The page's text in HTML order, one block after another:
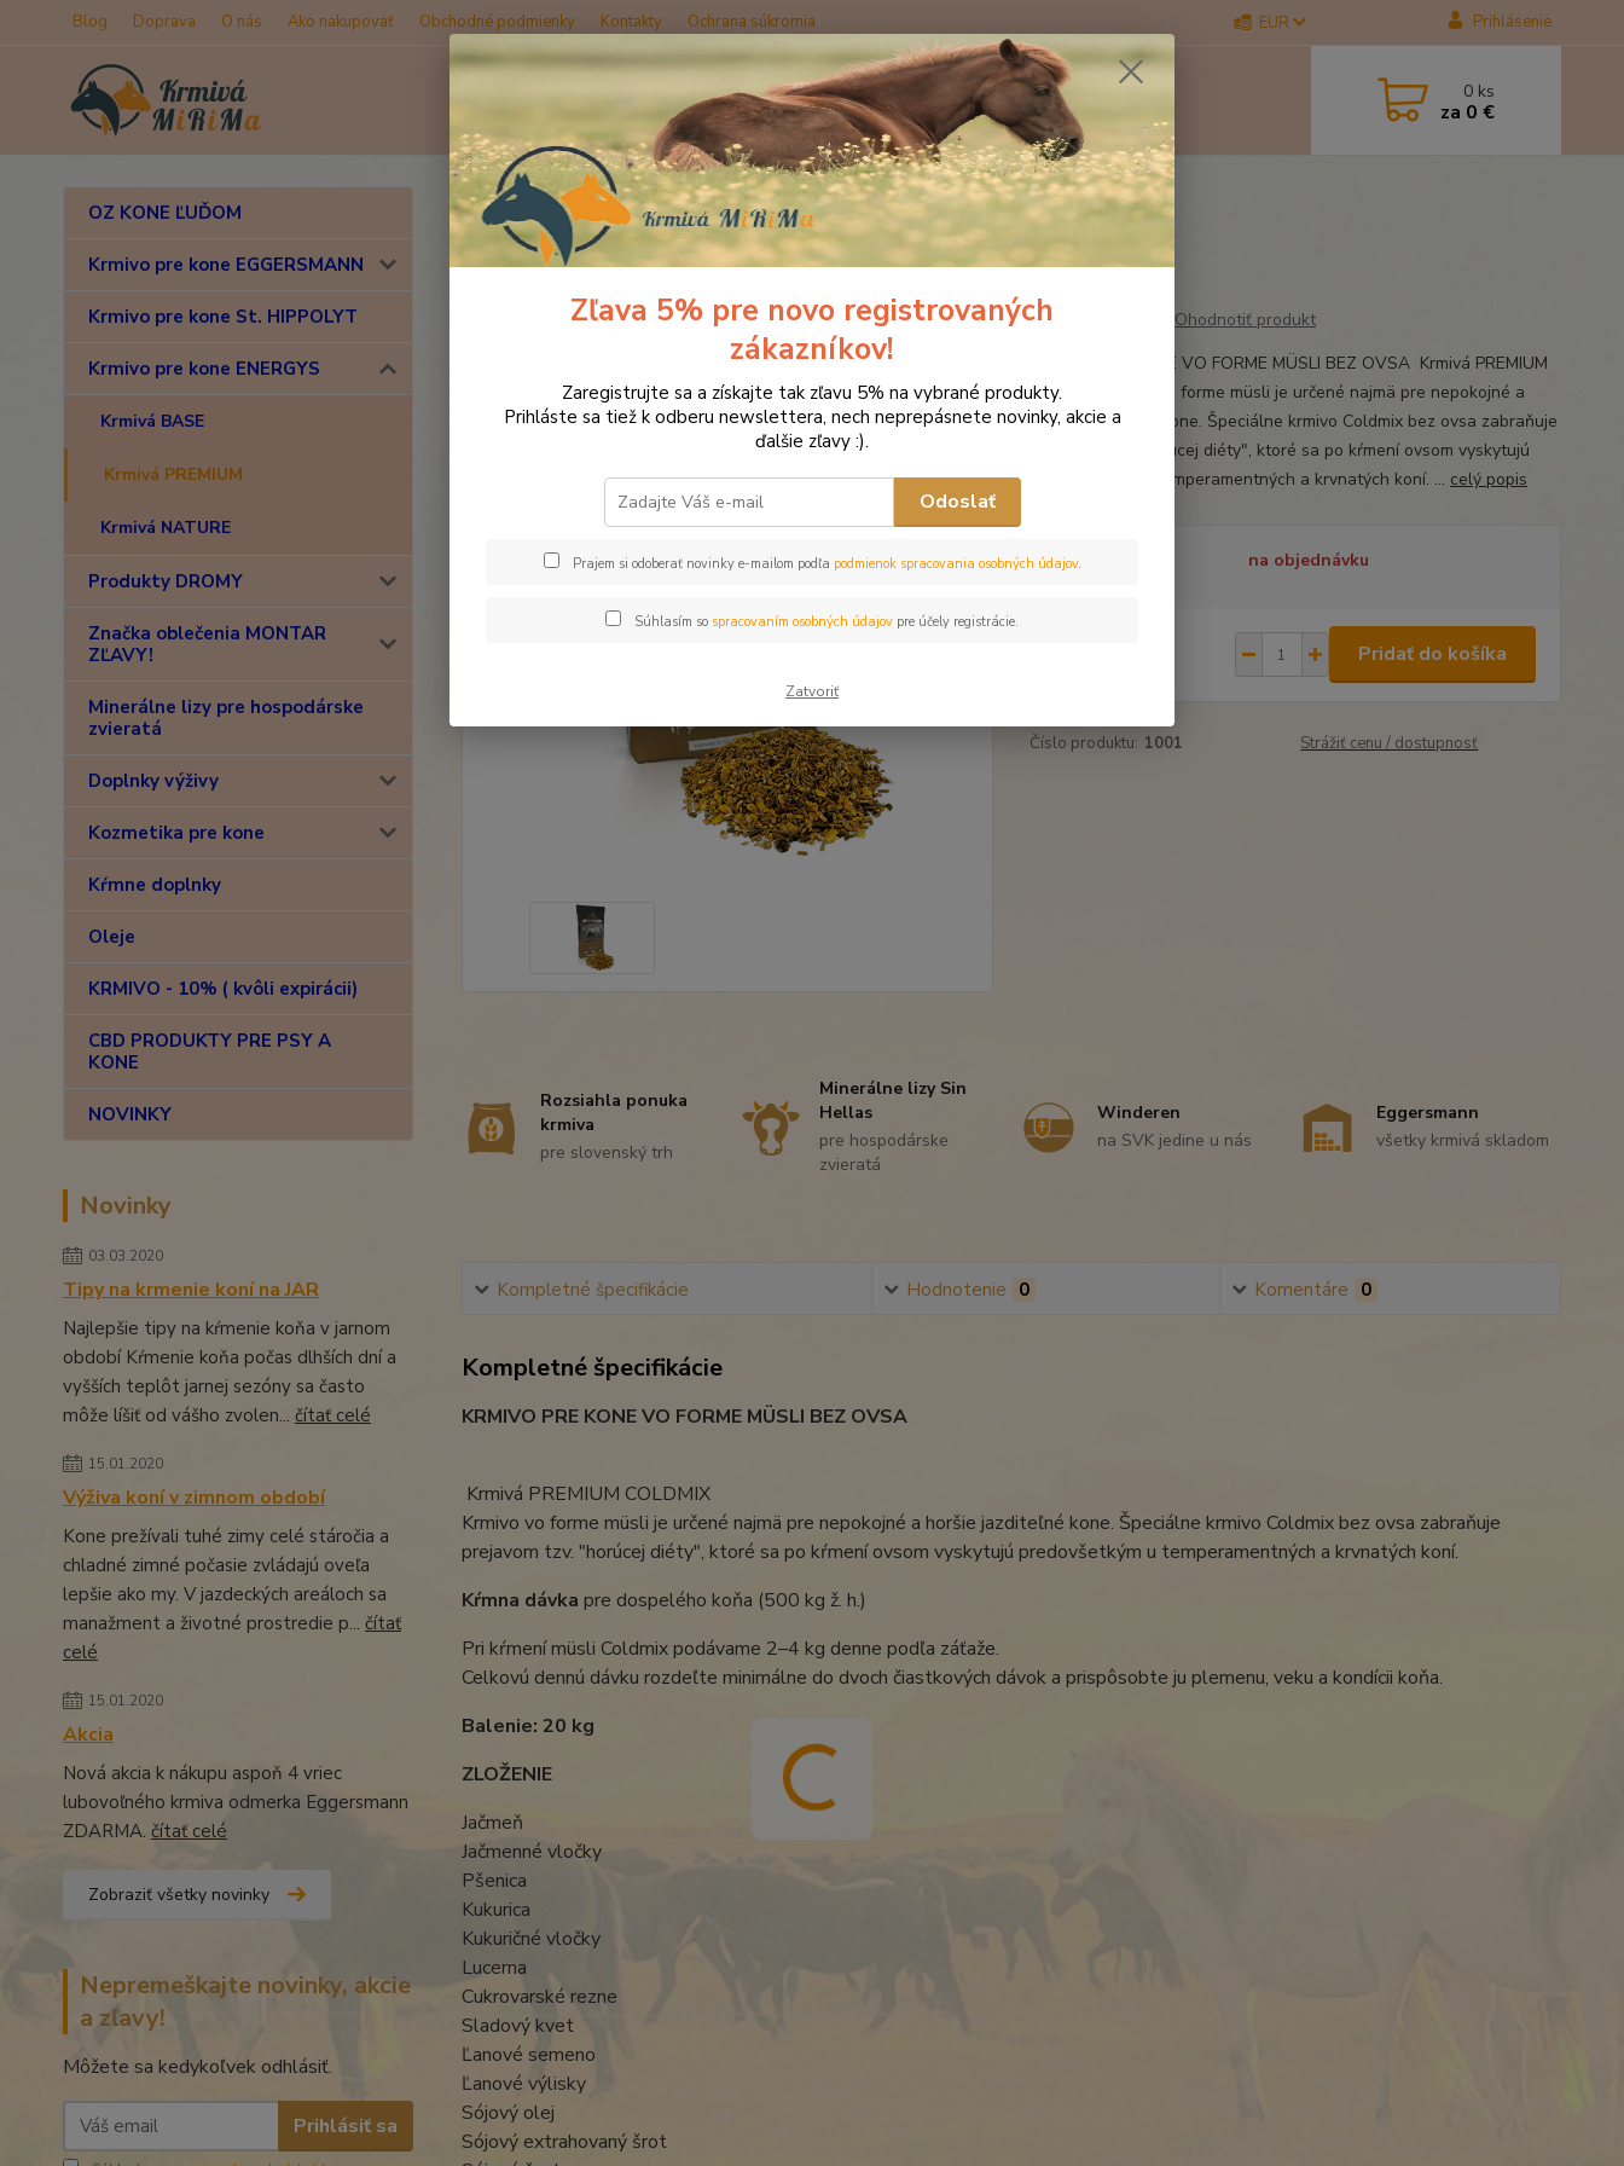
Blog Doprava O nás Ako nakupovať Obchodné podmienky Kontakty Ochrana súkromia EUR Prihlásenie
Hľadať 0 ks
za 0 €
OZ KONE ĽUĎOM
Krmivo pre kone EGGERSMANN
Krmivo pre kone St. HIPPOLYT
Krmivo pre kone ENERGYS
Krmivá BASE
Krmivá PREMIUM
Krmivá NATURE
Produkty DROMY
Značka oblečenia MONTAR
ZĽAVY!
Minerálne lizy pre hospodárske
zvieratá
Doplnky výživy
Kozmetika pre kone
Kŕmne doplnky
Oleje
KRMIVO - 10% ( kvôli expirácii)
CBD PRODUKTY PRE PSY A
KONE
NOVINKY
Novinky
03.03.2020
Tipy na krmenie koní na JAR
Najlepšie tipy na kŕmenie koňa v jarnom
období Kŕmenie koňa počas dlhších dní a
vyšších teplôt jarnej sezóny sa často
môže líšiť od vášho zvolen... čítať celé
15.01.2020
Výživa koní v zimnom období
Kone prežívali tuhé zimy celé stáročia a
chladné zimné počasie zvládajú oveľa
lepšie ako my. V jazdeckých areáloch sa
manažment a životné prostredie p... čítať
celé
15.01.2020
Akcia
Nová akcia k nákupu aspoň 4 vriec
lubovoľného krmiva odmerka Eggersmann
ZDARMA. čítať celé
Zobraziť všetky novinky
Nepremeškajte novinky, akcie
a zľavy!
Môžete sa kedykoľvek odhlásiť.
Prihlásiť sa
Úvod Krmivo pre kone ENERGYS Krmivá PREMIUM Energys COLDMIX 20 kg
Energys COLDMIX 20 kg
Ohodnotiť produkt
KRMIVO PRE KONE VO FORME MÜSLI BEZ OVSA Krmivá PREMIUM
COLDMIXKrmivo vo forme müsli je určené najmä pre nepokojné a
horšie jazditeľné kone. Špeciálne krmivo Coldmix bez ovsa zabraňuje
prejavom tzv. "horúcej diéty", ktoré sa po kŕmení ovsom vyskytujú
predovšetkým u temperamentných a krvnatých koní. ... celý popis
Dostupnosť na objednávku
Pridať do košíka
Číslo produktu: 1001 Strážiť cenu / dostupnosť
Rozsiahla ponuka
krmiva
pre slovenský trh
Minerálne lizy Sin
Hellas
pre hospodárske
zvieratá
Winderen
na SVK jedine u nás
Eggersmann
všetky krmivá skladom
Kompletné špecifikácie Hodnotenie 0 Komentáre 0
Kompletné špecifikácie
KRMIVO PRE KONE VO FORME MÜSLI BEZ OVSA
Krmivá PREMIUM COLDMIX
Krmivo vo forme müsli je určené najmä pre nepokojné a horšie jazditeľné kone. Špeciálne krmivo Coldmix bez ovsa zabraňuje
prejavom tzv. "horúcej diéty", ktoré sa po kŕmení ovsom vyskytujú predovšetkým u temperamentných a krvnatých koní.
Kŕmna dávka pre dospelého koňa (500 kg ž. h.)
Pri kŕmení müsli Coldmix podávame 2–4 kg denne podľa záťaže.
Celkovú dennú dávku rozdeľte minimálne do dvoch čiastkových dávok a prispôsobte ju plemenu, veku a kondícii koňa.
Balenie: 20 kg
ZLOŽENIE
Jačmeň
Jačmenné vločky
Pšenica
Kukurica
Kukuričné vločky
Lucerna
Cukrovarské rezne
Sladový kvet
Ľanové semeno
Ľanové výlisky
Sójový olej
Sójový extrahovaný šrot
Zľava 5% pre novo registrovaných
zákazníkov!
Zaregistrujte sa a získajte tak zľavu 5% na vybrané produkty.
Prihláste sa tiež k odberu newslettera, nech neprepásnete novinky, akcie a
ďalšie zľavy :).
Odoslať
Prajem si odoberať novinky e-mailom podľa podmienok spracovania osobných údajov.
Súhlasím so spracovaním osobných údajov pre účely registrácie.
Zatvoriť